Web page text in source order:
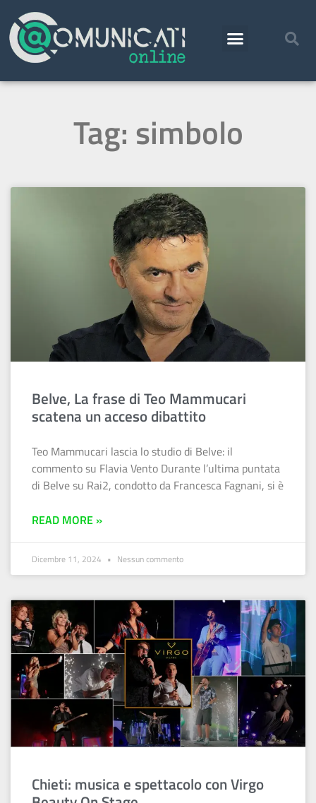
Tag: simbolo
Belve, La frase di Teo Mammucari
scatena un acceso dibattito
Teo Mammucari lascia lo studio di Belve: il
commento su Flavia Vento Durante l’ultima puntata
di Belve su Rai2, condotto da Francesca Fagnani, si è
READ MORE »
Dicembre 11, 2024 Nessun commento
Chieti: musica e spettacolo con Virgo